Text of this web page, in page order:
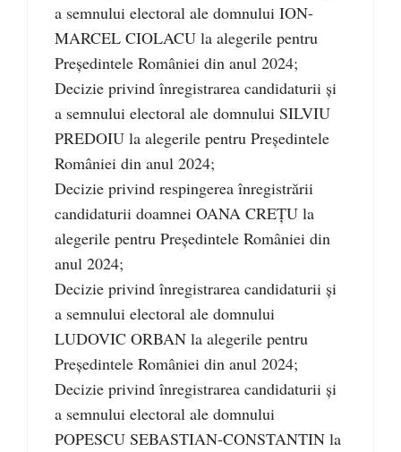
a semnului electoral ale domnului ION-
MARCEL CIOLACU la alegerile pentru
Președintele României din anul 2024;
Decizie privind înregistrarea candidaturii și
a semnului electoral ale domnului SILVIU
PREDOIU la alegerile pentru Președintele
României din anul 2024;
Decizie privind respingerea înregistrării
candidaturii doamnei OANA CREȚU la
alegerile pentru Președintele României din
anul 2024;
Decizie privind înregistrarea candidaturii și
a semnului electoral ale domnului
LUDOVIC ORBAN la alegerile pentru
Președintele României din anul 2024;
Decizie privind înregistrarea candidaturii și
a semnului electoral ale domnului
POPESCU SEBASTIAN-CONSTANTIN la